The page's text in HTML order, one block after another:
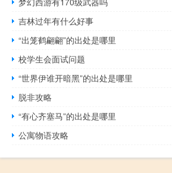
吉林过年有什么好事
“出笼鹤翩翩”的出处是哪里
校学生会面试问题
“世界伊谁开暗黑”的出处是哪里
脱非攻略
“有心齐塞马”的出处是哪里
公寓物语攻略